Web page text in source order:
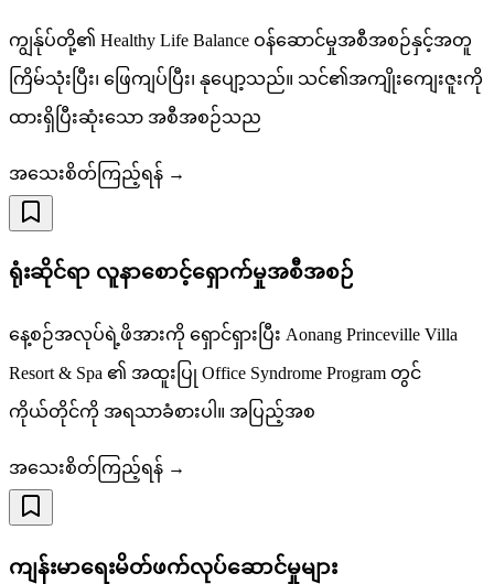
ကျွန်ုပ်တို့၏ Healthy Life Balance ဝန်ဆောင်မှုအစီအစဉ်နှင့်အတူ
ကြိမ်သုံးပြီး၊ ဖြေကျပ်ပြီး၊ နုပျော့သည်။ သင်၏အကျိုးကျေးဇူးကို
ထားရှိပြီးဆုံးသော အစီအစဉ်သည
အသေးစိတ်ကြည့်ရန် →
ရုံးဆိုင်ရာ လူနာစောင့်ရှောက်မှုအစီအစဉ်
နေ့စဉ်အလုပ်ရဲ့ဖိအားကို ရှောင်ရှားပြီး Aonang Princeville Villa
Resort & Spa ၏ အထူးပြု Office Syndrome Program တွင်
ကိုယ်တိုင်ကို အရသာခံစားပါ။ အပြည့်အစ
အသေးစိတ်ကြည့်ရန် →
ကျန်းမာရေးမိတ်ဖက်လုပ်ဆောင်မှုများ